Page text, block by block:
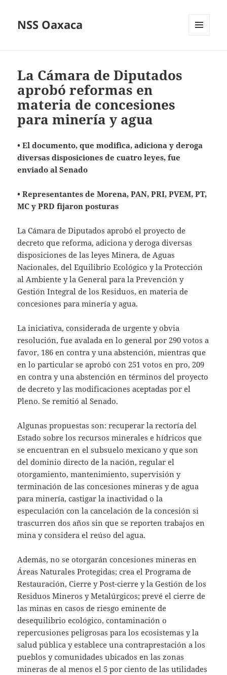
NSS Oaxaca
La Cámara de Diputados
aprobó reformas en
materia de concesiones
para minería y agua
• El documento, que modifica, adiciona y deroga
diversas disposiciones de cuatro leyes, fue
enviado al Senado
• Representantes de Morena, PAN, PRI, PVEM, PT,
MC y PRD fijaron posturas
La Cámara de Diputados aprobó el proyecto de
decreto que reforma, adiciona y deroga diversas
disposiciones de las leyes Minera, de Aguas
Nacionales, del Equilibrio Ecológico y la Protección
al Ambiente y la General para la Prevención y
Gestión Integral de los Residuos, en materia de
concesiones para minería y agua.
La iniciativa, considerada de urgente y obvia
resolución, fue avalada en lo general por 290 votos a
favor, 186 en contra y una abstención, mientras que
en lo particular se aprobó con 251 votos en pro, 209
en contra y una abstención en términos del proyecto
de decreto y las modificaciones aceptadas por el
Pleno. Se remitió al Senado.
Algunas propuestas son: recuperar la rectoría del
Estado sobre los recursos minerales e hídricos que
se encuentran en el subsuelo mexicano y que son
del dominio directo de la nación, regular el
otorgamiento, mantenimiento, supervisión y
terminación de las concesiones mineras y de agua
para minería, castigar la inactividad o la
especulación con la cancelación de la concesión si
trascurren dos años sin que se reporten trabajos en
mina y considera el reúso del agua.
Además, no se otorgarán concesiones mineras en
Áreas Naturales Protegidas; crea el Programa de
Restauración, Cierre y Post-cierre y la Gestión de los
Residuos Mineros y Metalúrgicos; prevé el cierre de
las minas en casos de riesgo eminente de
desequilibrio ecológico, contaminación o
repercusiones peligrosas para los ecosistemas y la
salud pública y establece una contraprestación a los
pueblos y comunidades ubicados en las zonas
mineras de al menos el 5 por ciento de las utilidades